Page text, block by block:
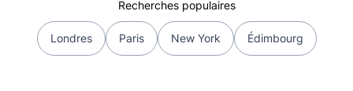
Recherches populaires
Londres Paris New York Édimbourg